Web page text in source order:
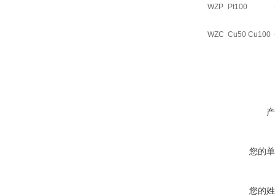
WZP Pt100
WZC Cu50 Cu100
您的
您的